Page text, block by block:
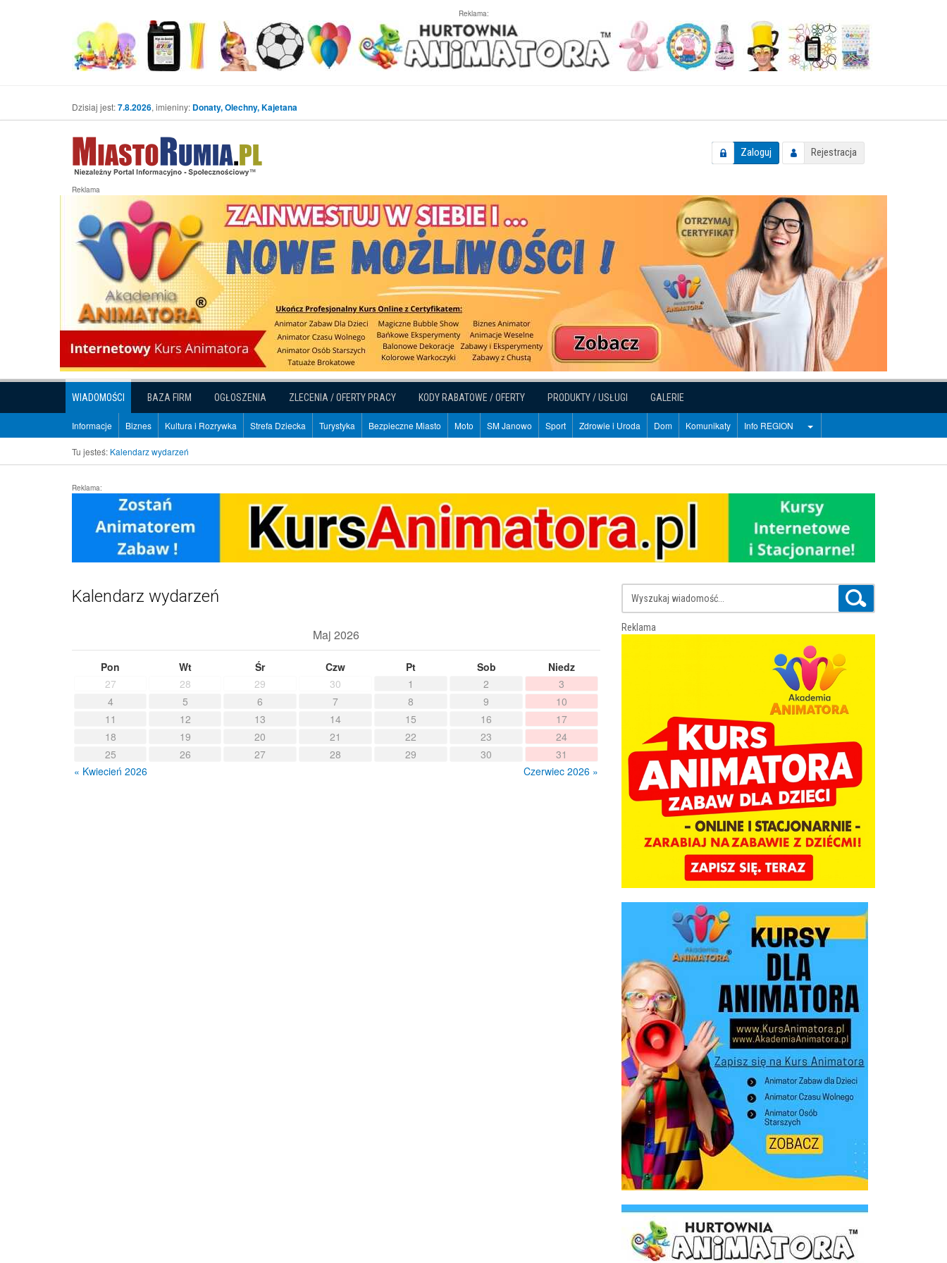
Reklama:
Dzisiaj jest:7.8.2026, imieniny: Donaty, Olechny, Kajetana
Zaloguj Rejestracja
Reklama
WIADOMOŚCI BAZA FIRM OGŁOSZENIA ZLECENIA / OFERTY PRACY KODY RABATOWE / OFERTY PRODUKTY / USŁUGI GALERIE
Informacje Biznes Kultura i Rozrywka Strefa Dziecka Turystyka Bezpieczne Miasto Moto SM Janowo Sport Zdrowie i Uroda Dom Komunikaty Info REGION
Tu jesteś: Kalendarz wydarzeń
Reklama:
Kalendarz wydarzeń
Maj 2026
Pon Wt Śr Czw Pt Sob
Niedz
27
28 29 30 1 2
3
4
5 6 7 8 9
10
11
12 13 14 15 16
17
18
19 20 21 22 23
24
25
26 27 28 29 30
31
« Kwiecień 2026
Czerwiec 2026 »
Reklama